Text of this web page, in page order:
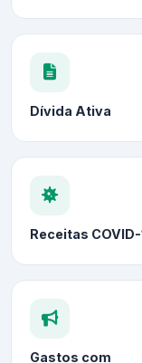
Dívida Ativa
Receitas COVID-
Gastos com